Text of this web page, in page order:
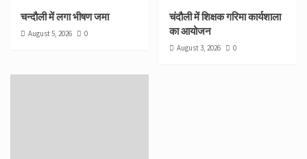
चन्दौली में लगा भीषण जमा
August 5, 2026 0
चंदौली में शिक्षक गरिमा कार्यशाला
का आयोजन
August 3, 2026 0